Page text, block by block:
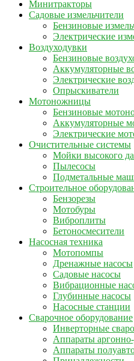
Минитракторы
Садовые измельчители
Бензиновые
Электрические
Воздуходувки
Бензиновые
Аккумуляторные
Электрические
Опрыскиватели
Мотоножницы
Бензиновые
Аккумуляторные
Электрические
Очистительные системы
Мойки высокого
Пылесосы
Подметальные
Строительное
Бензорезы
Мотобуры
Виброплиты
Бетоносмесители
Насосная техника
Мотопомпы
Дренажные насосы
Садовые насосы
Вибрационные
Глубинные насосы
Насосные станции
Сварочное оборудование
Инверторные
Аппараты
Аппараты